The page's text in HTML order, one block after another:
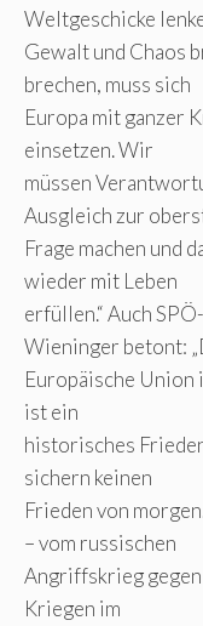
Weltgeschicke
Gewalt und Chaos
brechen, muss sich
Europa mit ganzer
einsetzen. Wir
müssen
Ausgleich zur
Frage machen und
wieder mit Leben
erfüllen.“ Auch
Wieninger betont:
Europäische Union
ist ein
historisches
sichern keinen
Frieden von
– vom russischen
Angriffskrieg
Kriegen im